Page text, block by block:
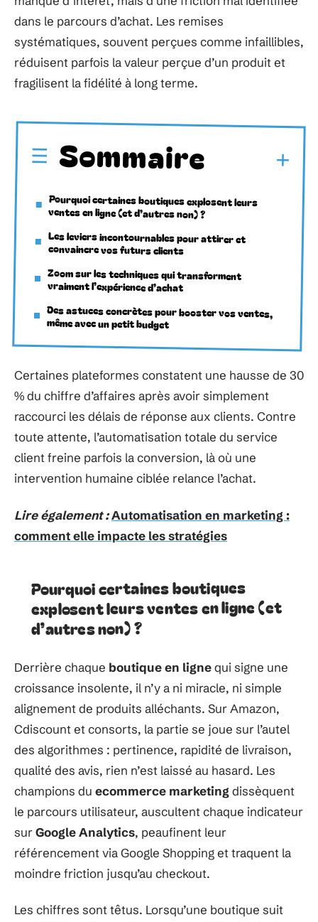
dans le parcours d’achat. Les remises
systématiques, souvent perçues comme infaillibles,
réduisent parfois la valeur perçue d’un produit et
fragilisent la fidélité à long terme.
Sommaire
Pourquoi certaines boutiques explosent leurs
ventes en ligne (et d’autres non) ?
Les leviers incontournables pour attirer et
convaincre vos futurs clients
Zoom sur les techniques qui transforment
vraiment l’expérience d’achat
Des astuces concrètes pour booster vos ventes,
même avec un petit budget
Certaines plateformes constatent une hausse de 30
% du chiffre d’affaires après avoir simplement
raccourci les délais de réponse aux clients. Contre
toute attente, l’automatisation totale du service
client freine parfois la conversion, là où une
intervention humaine ciblée relance l’achat.
Lire également :Automatisation en marketing :
comment elle impacte les stratégies
Pourquoi certaines boutiques
explosent leurs ventes en ligne (et
d’autres non) ?
Derrière chaque boutique en lignequi signe une
croissance insolente, il n’y a ni miracle, ni simple
alignement de produits alléchants. Sur Amazon,
Cdiscount et consorts, la partie se joue sur l’autel
des algorithmes : pertinence, rapidité de livraison,
qualité des avis, rien n’est laissé au hasard. Les
champions du ecommerce marketing dissèquent
le parcours utilisateur, auscultent chaque indicateur
surGoogle Analytics, peaufinent leur
référencement via Google Shopping et traquent la
moindre friction jusqu’au checkout.
Les chiffres sont têtus. Lorsqu’une boutique suit